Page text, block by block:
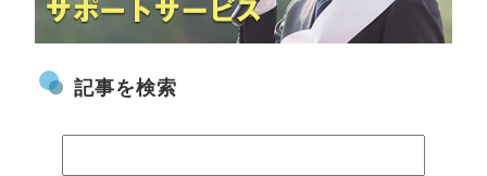
記事を検索